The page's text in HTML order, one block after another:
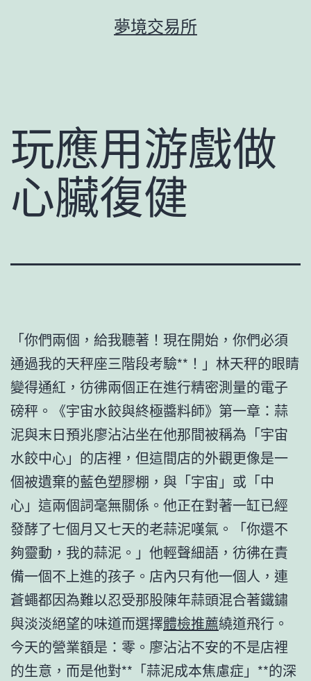
容
夢境交易所
玩應用游戲做
心臟復健
「你們兩個，給我聽著！現在開始，你們必須
通過我的天秤座三階段考驗**！」林天秤的眼睛
變得通紅，彷彿兩個正在進行精密測量的電子
磅秤。《宇宙水餃與終極醬料師》第一章：蒜
泥與末日預兆廖沾沾坐在他那間被稱為「宇宙
水餃中心」的店裡，但這間店的外觀更像是一
個被遺棄的藍色塑膠棚，與「宇宙」或「中
心」這兩個詞毫無關係。他正在對著一缸已經
發酵了七個月又七天的老蒜泥嘆氣。「你還不
夠靈動，我的蒜泥。」他輕聲細語，彷彿在責
備一個不上進的孩子。店內只有他一個人，連
蒼蠅都因為難以忍受那股陳年蒜頭混合著鐵鏽
與淡淡絕望的味道而選擇體檢推薦繞道飛行。
今天的營業額是：零。廖沾沾不安的不是店裡
的生意，而是他對**「蒜泥成本焦慮症」**的深